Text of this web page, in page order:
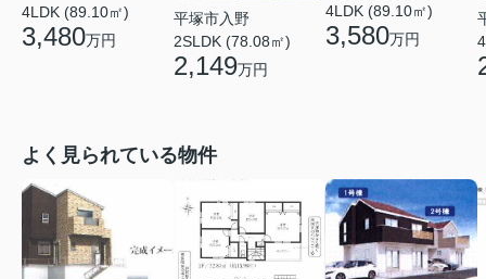
4LDK (89.10㎡)
3,480万円
平塚市入野
2SLDK (78.08㎡)
2,149万円
4LDK (89.10㎡)
3,580万円
よく見られている物件